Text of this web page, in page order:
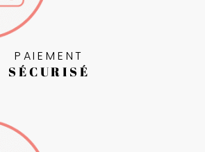
PAIEMENT
SÉCURISÉ